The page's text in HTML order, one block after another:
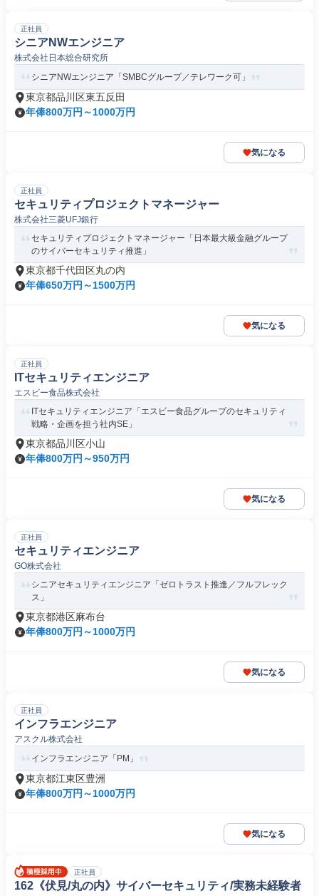
正社員
シニアNWエンジニア
株式会社日本総合研究所
シニアNWエンジニア「SMBCグループ／テレワーク可」
東京都品川区東五反田
年俸800万円～1000万円
気になる
正社員
セキュリティプロジェクトマネージャー
株式会社三菱UFJ銀行
セキュリティプロジェクトマネージャー「日本最大級金融グループ
のサイバーセキュリティ推進」
東京都千代田区丸の内
年俸650万円～1500万円
気になる
正社員
ITセキュリティエンジニア
エスビー食品株式会社
ITセキュリティエンジニア「エスビー食品グループのセキュリティ
戦略・企画を担う社内SE」
東京都品川区小山
年俸800万円～950万円
気になる
正社員
セキュリティエンジニア
GO株式会社
シニアセキュリティエンジニア「ゼロトラスト推進／フルフレック
ス」
東京都港区麻布台
年俸800万円～1000万円
気になる
正社員
インフラエンジニア
アスクル株式会社
インフラエンジニア「PM」
東京都江東区豊洲
年俸800万円～1000万円
気になる
正社員
162《伏見/丸の内》サイバーセキュリティ/実務未経験者